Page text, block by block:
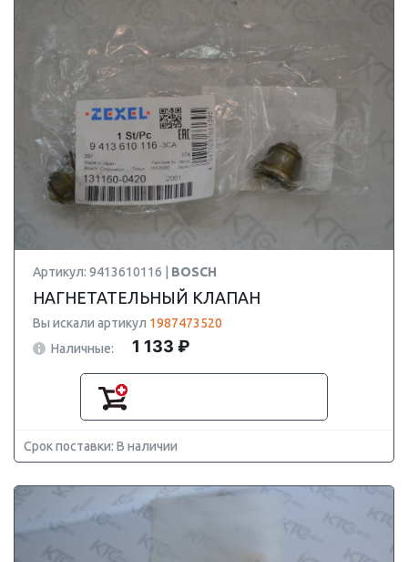
Артикул: 9413610116 | BOSCH
НАГНЕТАТЕЛЬНЫЙ КЛАПАН
Вы искали артикул 1987473520
Наличные:
1 133 ₽
Срок поставки: В наличии